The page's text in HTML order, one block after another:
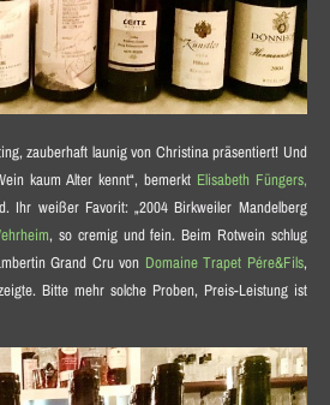
zauberhaft launig von Christina präsentiert! Und
kaum Alter kennt“, bemerkt Elisabeth Füngers,
Ihr weißer Favorit: „2004 Birkweiler Mandelberg
, so cremig und fein. Beim Rotwein schlug
Grand Cru von Domaine Trapet Pére&Fils,
Bitte mehr solche Proben, Preis-Leistung ist